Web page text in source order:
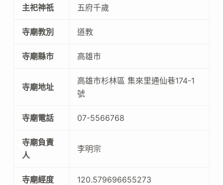
主祀神祇 五府千歲
寺廟教別 道教
寺廟縣市 高雄市
寺廟地址
高雄市杉林區 集來里通仙巷174-1
號
寺廟電話 07-5566768
寺廟負責
人
李明宗
寺廟經度 120.579696655273